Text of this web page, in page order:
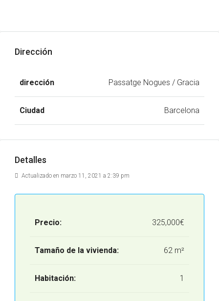
Dirección
dirección Passatge Nogues / Gracia
Ciudad Barcelona
Detalles
Actualizado en marzo 11, 2021 a 2:39 pm
Precio: 325,000€
Tamaño de la vivienda: 62 m²
Habitación: 1